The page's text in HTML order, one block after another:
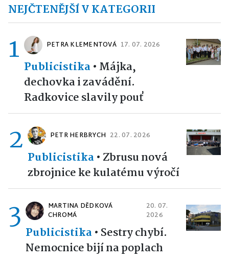
NEJČTENĚJŠÍ V KATEGORII
1 PETRA KLEMENTOVÁ 17. 07. 2026
Publicistika• Májka,
dechovka i zavádění.
Radkovice slavily pouť
2 PETR HERBRYCH 22. 07. 2026
Publicistika• Zbrusu nová
zbrojnice ke kulatému výročí
3
MARTINA DĚDKOVÁ
CHROMÁ
20. 07.
2026
Publicistika• Sestry chybí.
Nemocnice bijí na poplach